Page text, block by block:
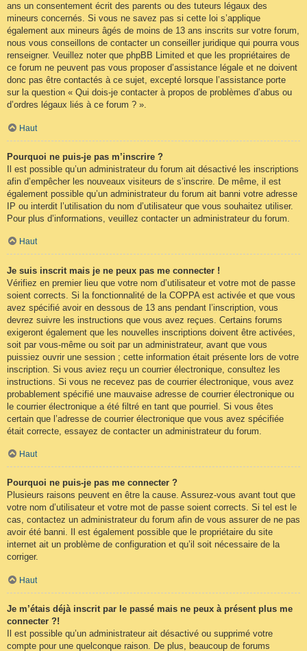
ans un consentement écrit des parents ou des tuteurs légaux des
mineurs concernés. Si vous ne savez pas si cette loi s’applique
également aux mineurs âgés de moins de 13 ans inscrits sur votre forum,
nous vous conseillons de contacter un conseiller juridique qui pourra vous
renseigner. Veuillez noter que phpBB Limited et que les propriétaires de
ce forum ne peuvent pas vous proposer d’assistance légale et ne doivent
donc pas être contactés à ce sujet, excepté lorsque l’assistance porte
sur la question « Qui dois-je contacter à propos de problèmes d’abus ou
d’ordres légaux liés à ce forum ? ».
Haut
Pourquoi ne puis-je pas m’inscrire ?
Il est possible qu’un administrateur du forum ait désactivé les inscriptions
afin d’empêcher les nouveaux visiteurs de s’inscrire. De même, il est
également possible qu’un administrateur du forum ait banni votre adresse
IP ou interdit l’utilisation du nom d’utilisateur que vous souhaitez utiliser.
Pour plus d’informations, veuillez contacter un administrateur du forum.
Haut
Je suis inscrit mais je ne peux pas me connecter !
Vérifiez en premier lieu que votre nom d’utilisateur et votre mot de passe
soient corrects. Si la fonctionnalité de la COPPA est activée et que vous
avez spécifié avoir en dessous de 13 ans pendant l’inscription, vous
devrez suivre les instructions que vous avez reçues. Certains forums
exigeront également que les nouvelles inscriptions doivent être activées,
soit par vous-même ou soit par un administrateur, avant que vous
puissiez ouvrir une session ; cette information était présente lors de votre
inscription. Si vous aviez reçu un courrier électronique, consultez les
instructions. Si vous ne recevez pas de courrier électronique, vous avez
probablement spécifié une mauvaise adresse de courrier électronique ou
le courrier électronique a été filtré en tant que pourriel. Si vous êtes
certain que l’adresse de courrier électronique que vous avez spécifiée
était correcte, essayez de contacter un administrateur du forum.
Haut
Pourquoi ne puis-je pas me connecter ?
Plusieurs raisons peuvent en être la cause. Assurez-vous avant tout que
votre nom d’utilisateur et votre mot de passe soient corrects. Si tel est le
cas, contactez un administrateur du forum afin de vous assurer de ne pas
avoir été banni. Il est également possible que le propriétaire du site
internet ait un problème de configuration et qu’il soit nécessaire de la
corriger.
Haut
Je m’étais déjà inscrit par le passé mais ne peux à présent plus me
connecter ?!
Il est possible qu’un administrateur ait désactivé ou supprimé votre
compte pour une quelconque raison. De plus, beaucoup de forums